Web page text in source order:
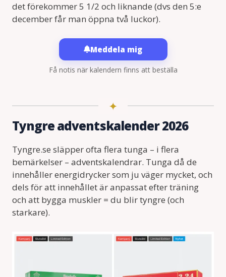
det förekommer 5 1/2 och liknande (dvs den 5:e
december får man öppna två luckor).
Meddela mig
Få notis när kalendern finns att beställa
Tyngre adventskalender 2026
Tyngre.se släpper ofta flera tunga – i flera
bemärkelser – adventskalendrar. Tunga då de
innehåller energidrycker som ju väger mycket, och
dels för att innehållet är anpassat efter träning
och att bygga muskler = du blir tyngre (och
starkare).